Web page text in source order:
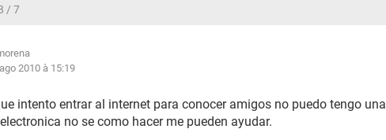
/ 7
2010 à 15:19
intento entrar al internet para conocer amigos no puedo tengo una
no se como hacer me pueden ayudar.